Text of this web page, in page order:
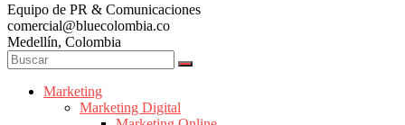
Marketing
Colombia
|
Revistas
Marketing
Equipo de PR & Comunicaciones
comercial@bluecolombia.co
Medellín, Colombia
Marketing
Marketing Digital